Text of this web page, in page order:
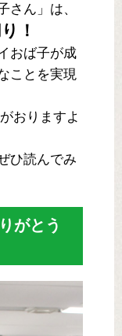
さん」は、
！
おば子が成
ことを実現
おりますよ
ひ読んでみ
がとう